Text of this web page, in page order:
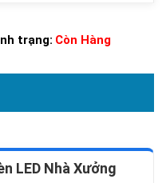
trạng: Còn Hàng
LED Nhà Xưởng